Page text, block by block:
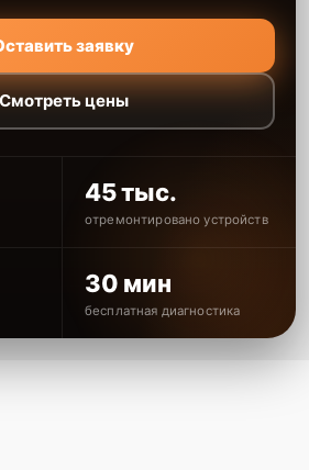
заявку
Смотреть цены
45 тыс.
отремонтировано устройств
30 мин
бесплатная диагностика